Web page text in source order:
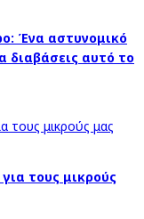
Ένα αστυνομικό
διαβάσεις αυτό το
τους μικρούς